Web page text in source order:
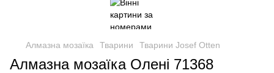
Алмазна мозаїка Тварини Тварини Josef Otten
Алмазна мозаїка Олені 71368